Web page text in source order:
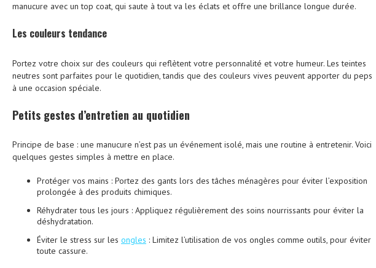
manucure avec un top coat, qui saute à tout va les éclats et offre une brillance longue durée.
Les couleurs tendance
Portez votre choix sur des couleurs qui reflètent votre personnalité et votre humeur. Les teintes
neutres sont parfaites pour le quotidien, tandis que des couleurs vives peuvent apporter du peps
à une occasion spéciale.
Petits gestes d’entretien au quotidien
Principe de base : une manucure n’est pas un événement isolé, mais une routine à entretenir. Voici
quelques gestes simples à mettre en place.
Protéger vos mains : Portez des gants lors des tâches ménagères pour éviter l’exposition
prolongée à des produits chimiques.
Réhydrater tous les jours : Appliquez régulièrement des soins nourrissants pour éviter la
déshydratation.
Éviter le stress sur les ongles : Limitez l’utilisation de vos ongles comme outils, pour éviter
toute cassure.